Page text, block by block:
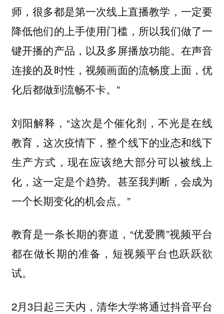
师，很多都是第一次线上直播教学，一定要
降低他们的上手使用门槛，所以我们做了一
键开播的产品，以及多屏播放功能。在声音
连接的及时性，视频画面的流畅度上面，优
化后都做到流畅不卡。”
刘阳解释，“这次是个催化剂，不光是在线
教育，这次疫情下，整个线下的业态和线下
生产方式，现在应该绝大部分可以被线上
化，这一定是个趋势。甚至我判断，会成为
一个长期变化的机会点。”
教育是一条长期的赛道，“优爱腾”视频平台
都在做长期的准备，短视频平台也跃跃欲
试。
2月3日起三天内，清华大学将通过抖音平台